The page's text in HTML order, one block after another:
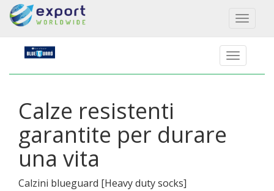
Toggle
Calze resistenti
garantite per durare
una vita
Calzini blueguard [Heavy duty socks]